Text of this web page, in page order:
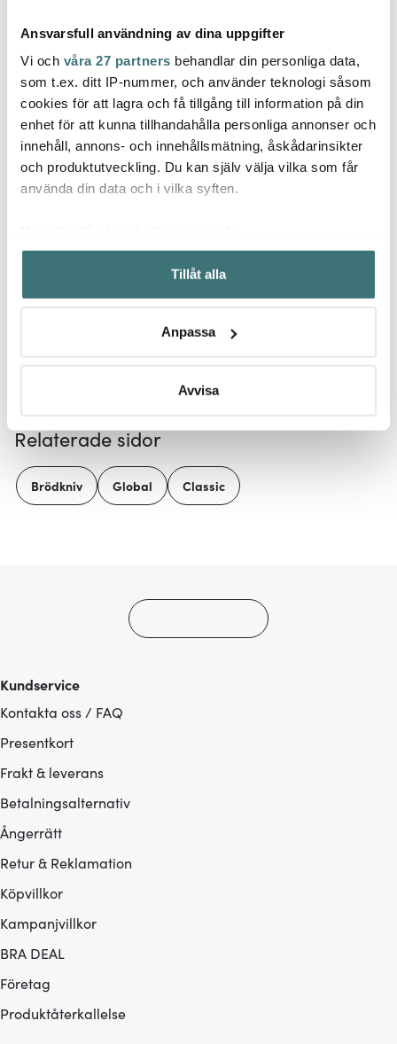
Ansvarsfull användning av dina uppgifter
Vi och våra 27 partners behandlar din personliga data,
som t.ex. ditt IP-nummer, och använder teknologi såsom
cookies för att lagra och få tillgång till information på din
enhet för att kunna tillhandahålla personliga annonser och
innehåll, annons- och innehållsmätning, åskådarinsikter
och produktutveckling. Du kan själv välja vilka som får
använda din data och i vilka syften.
Samla in information om din geografiska plats som
kan ha en noggrannhet på upp till flera meter
Identifiera din enhet genom att aktivt skanna den för
Ta reda på mer om hur dina personliga uppgifter
Du kan ändra eller dra tillbaka ditt samtycke när som
Vi använder cookies för att innehållet och annonserna
ska anpassas efter det som vi tror att du tycker om. Det
gör också att vi kan analysera vår trafik och göra
Tillåt alla
Anpassa
Avvisa
Jonas
Jonas Måttsats i 4 delar
Rostfri
129 kr
Global
Global G2 Kockkniv 20
cm
1084 kr
Låt dig inspireras av våra kunder
Relaterade sidor
Brödkniv Global Classic
Kundservice
Kontakta oss / FAQ
Presentkort
Frakt & leverans
Betalningsalternativ
Ångerrätt
Retur & Reklamation
Köpvillkor
Kampanjvillkor
BRA DEAL
Företag
Produktåterkallelse